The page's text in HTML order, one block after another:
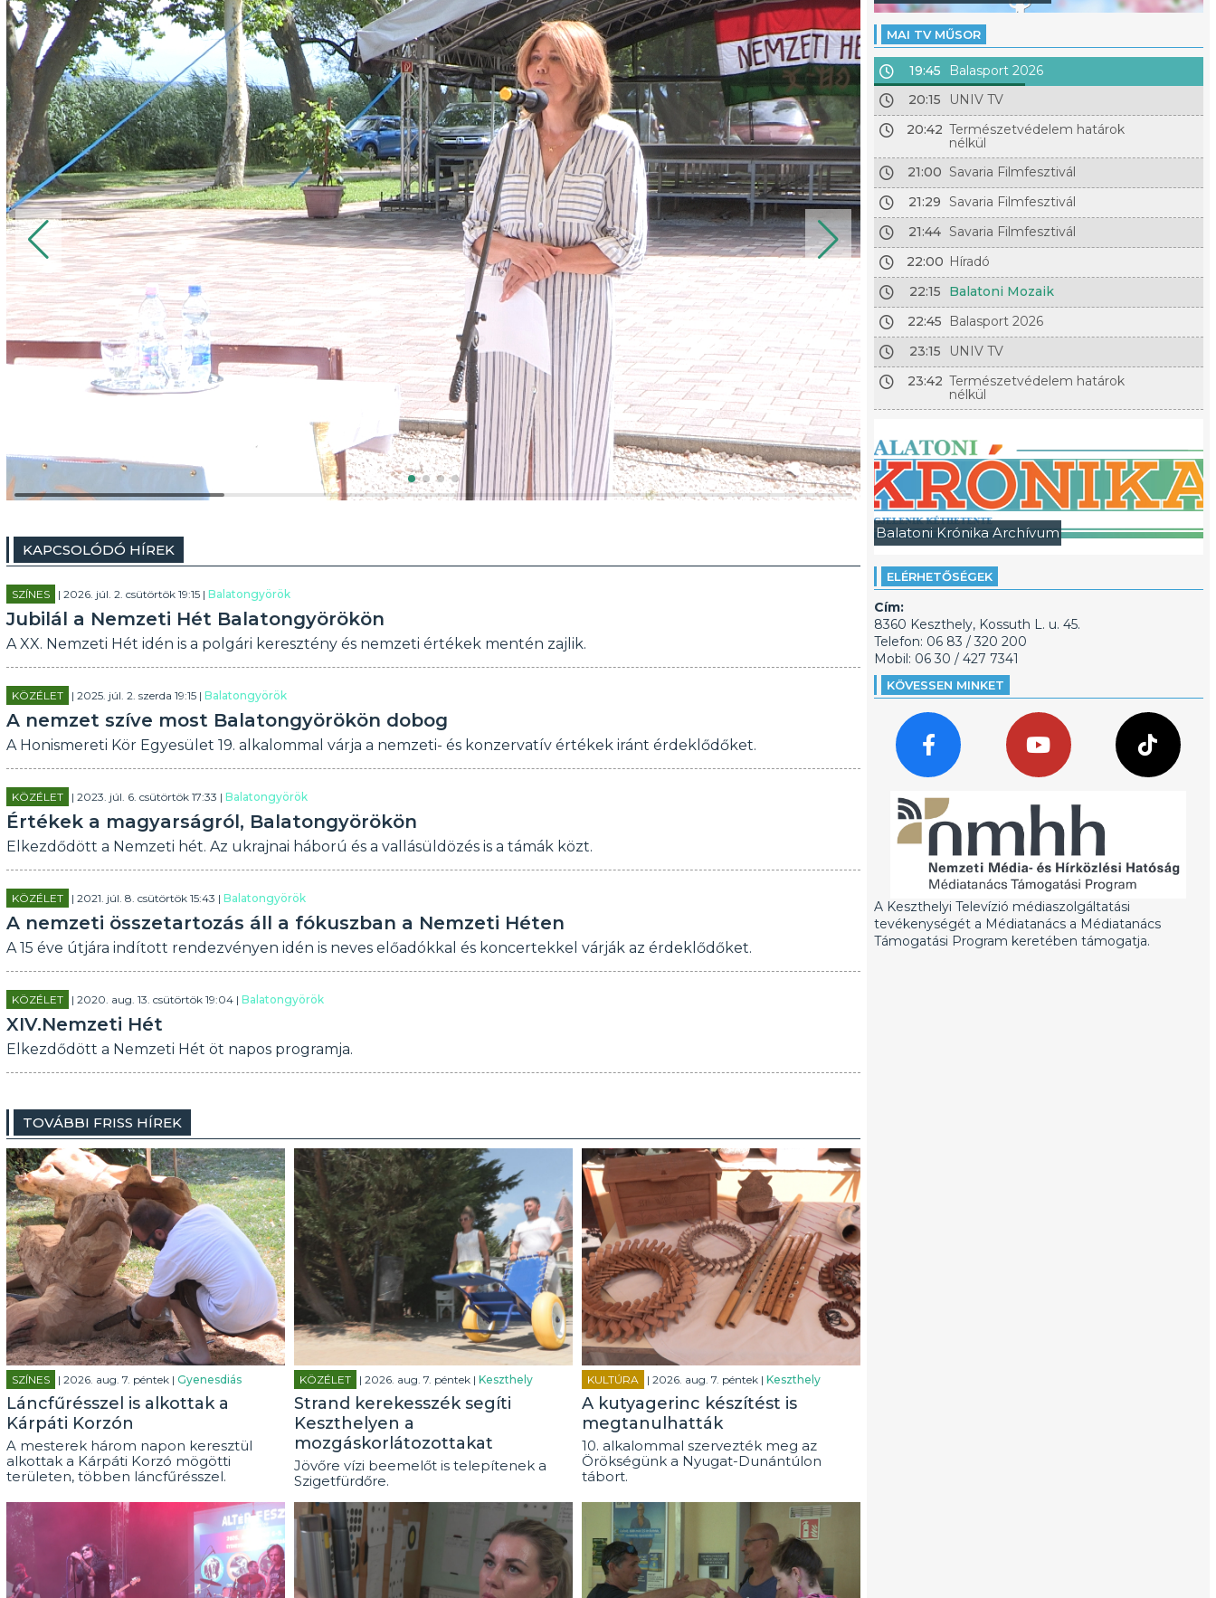
KAPCSOLÓDÓ HÍREK
SZÍNES | 2026. júl. 2. csütörtök 19:15 | Balatongyörök
Jubilál a Nemzeti Hét Balatongyörökön
A XX. Nemzeti Hét idén is a polgári keresztény és nemzeti értékek mentén zajlik.
KÖZÉLET | 2025. júl. 2. szerda 19:15 | Balatongyörök
A nemzet szíve most Balatongyörökön dobog
A Honismereti Kör Egyesület 19. alkalommal várja a nemzeti- és konzervatív értékek iránt érdeklődőket.
KÖZÉLET | 2023. júl. 6. csütörtök 17:33 | Balatongyörök
Értékek a magyarságról, Balatongyörökön
Elkezdődött a Nemzeti hét. Az ukrajnai háború és a vallásüldözés is a támák közt.
KÖZÉLET | 2021. júl. 8. csütörtök 15:43 | Balatongyörök
A nemzeti összetartozás áll a fókuszban a Nemzeti Héten
A 15 éve útjára indított rendezvényen idén is neves előadókkal és koncertekkel várják az érdeklődőket.
KÖZÉLET | 2020. aug. 13. csütörtök 19:04 | Balatongyörök
XIV.Nemzeti Hét
Elkezdődött a Nemzeti Hét öt napos programja.
TOVÁBBI FRISS HÍREK
SZÍNES | 2026. aug. 7. péntek | Gyenesdiás
Láncfűrésszel is alkottak a
Kárpáti Korzón
A mesterek három napon keresztül
alkottak a Kárpáti Korzó mögötti
területen, többen láncfűrésszel.
KÖZÉLET | 2026. aug. 7. péntek | Keszthely
Strand kerekesszék segíti
Keszthelyen a
mozgáskorlátozottakat
Jövőre vízi beemelőt is telepítenek a
Szigetfürdőre.
KULTÚRA | 2026. aug. 7. péntek | Keszthely
A kutyagerinc készítést is
megtanulhatták
10. alkalommal szervezték meg az
Örökségünk a Nyugat-Dunántúlon
tábort.
MAI TV MŰSOR
19:45
Balasport 2026
20:15
UNIV TV
20:42 Természetvédelem határok
nélkül
21:00 Savaria Filmfesztivál
21:29 Savaria Filmfesztivál
21:44 Savaria Filmfesztivál
22:00 Híradó
22:15
Balatoni Mozaik
22:45
Balasport 2026
23:15
UNIV TV
23:42 Természetvédelem határok
nélkül
Balatoni Krónika Archívum
ELÉRHETŐSÉGEK
Cím:
8360 Keszthely, Kossuth L. u. 45.
Telefon: 06 83 / 320 200
Mobil: 06 30 / 427 7341
KÖVESSEN MINKET
A Keszthelyi Televízió médiaszolgáltatási
tevékenységét a Médiatanács a Médiatanács
Támogatási Program keretében támogatja.